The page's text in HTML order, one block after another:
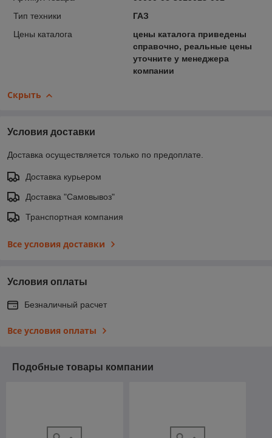
Тип техники
ГАЗ
Цены каталога
цены каталога приведены
справочно, реальные цены
уточните у менеджера
компании
Скрыть
Условия доставки
Доставка осуществляется только по предоплате.
Доставка курьером
Доставка "Самовывоз"
Транспортная компания
Все условия доставки
Условия оплаты
Безналичный расчет
Все условия оплаты
Подобные товары компании